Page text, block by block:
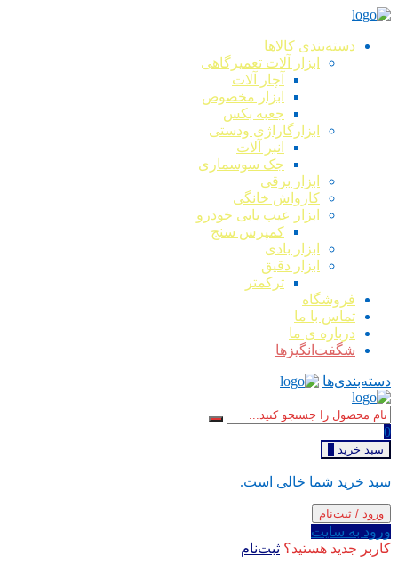
دسته‌بندی کالاها
ابزار آلات تعمیرگاهی
آچار آلات
ابزار مخصوص
جعبه بکس
ابزارگاراژی ودستی
انبر آلات
جک سوسماری
ابزار برقی
کارواش خانگی
ابزار عیب یابی خودرو
کمپرس سنج
ابزار بادی
ابزار دقیق
ترکمتر
فروشگاه
تماس با ما
درباره ی ما
شگفت‌انگیزها
دسته‌بندی‌ها
0
سبد خرید
سبد خرید شما خالی است.
ورود / ثبت‌نام
ورود به سایت
کاربر جدید هستید؟ ثبت‌نام